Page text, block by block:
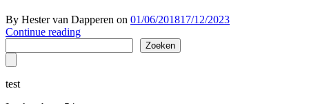
By Hester van Dapperen on 01/06/201817/12/2023
Continue reading
Zoeken
test